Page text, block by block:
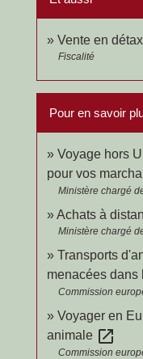
Vente en
Fiscalité
Pour en savoir
Voyage hors
pour vos
Ministère chargé
Achats à
Ministère chargé
Transports
menacées
Commission
Voyager en
animale open_in_new
Commission